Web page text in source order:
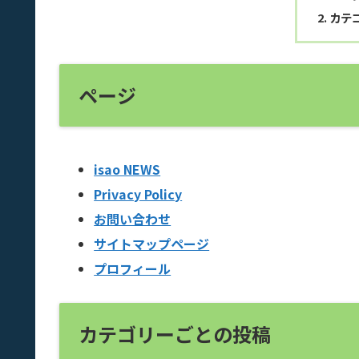
カテ
ページ
isao NEWS
Privacy Policy
お問い合わせ
サイトマップページ
プロフィール
カテゴリーごとの投稿